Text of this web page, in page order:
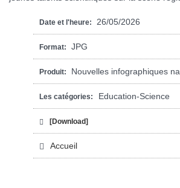
Date et l'heure: 26/05/2026
Format: JPG
Produit: Nouvelles infographiques
Les catégories: Education-Science
[Download]
Accueil